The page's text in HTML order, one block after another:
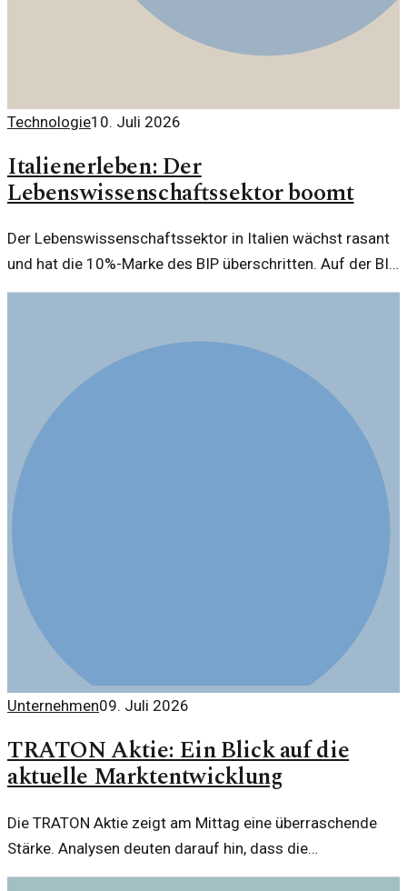
Technologie10. Juli 2026
Italienerleben: Der
Lebenswissenschaftssektor boomt
Der Lebenswissenschaftssektor in Italien wächst rasant
und hat die 10%-Marke des BIP überschritten. Auf der BIO
2026 wird die neue Plattform OpportunItaly vorgestellt.
Unternehmen09. Juli 2026
TRATON Aktie: Ein Blick auf die
aktuelle Marktentwicklung
Die TRATON Aktie zeigt am Mittag eine überraschende
Stärke. Analysen deuten darauf hin, dass die
Unternehmensnachrichten und Marktbedingungen eine